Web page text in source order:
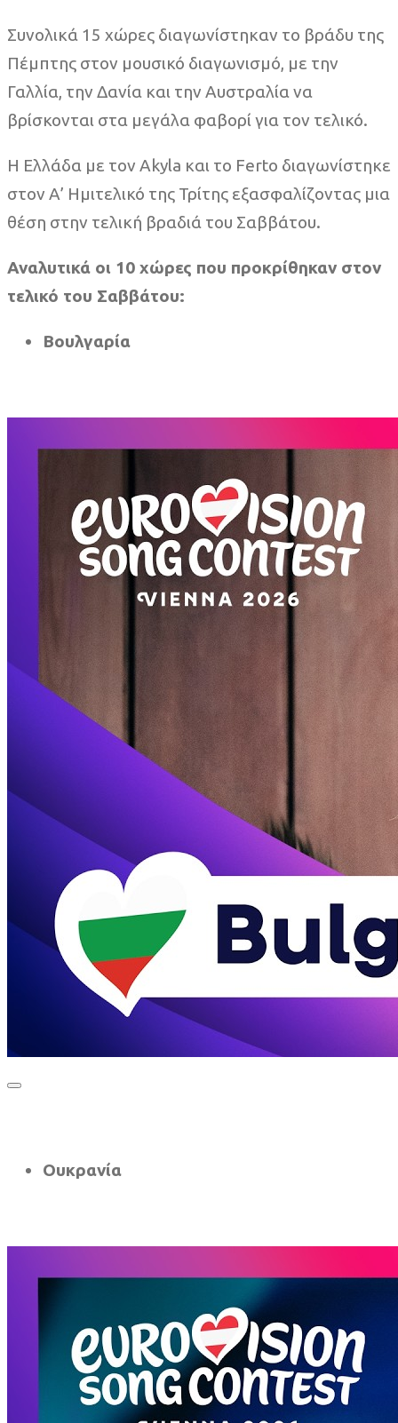
Συνολικά 15 χώρες διαγωνίστηκαν το βράδυ της
Πέμπτης στον μουσικό διαγωνισμό, με την
Γαλλία, την Δανία και την Αυστραλία να
βρίσκονται στα μεγάλα φαβορί για τον τελικό.
Η Ελλάδα με τον Akyla και το Ferto διαγωνίστηκε
στον Α’ Ημιτελικό της Τρίτης εξασφαλίζοντας μια
θέση στην τελική βραδιά του Σαββάτου.
Αναλυτικά οι 10 χώρες που προκρίθηκαν στον
τελικό του Σαββάτου:
Βουλγαρία
Ουκρανία